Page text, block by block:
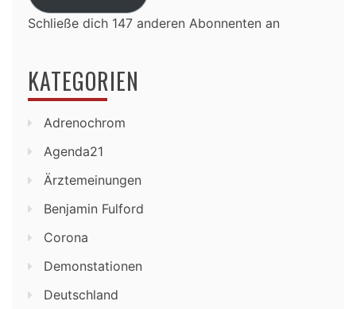
Schließe dich 147 anderen Abonnenten an
KATEGORIEN
Adrenochrom
Agenda21
Ärztemeinungen
Benjamin Fulford
Corona
Demonstationen
Deutschland